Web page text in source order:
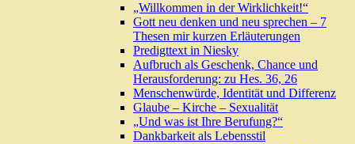
„Willkommen in der Wirklichkeit!“
Gott neu denken und neu sprechen – 7
Thesen mir kurzen Erläuterungen
Predigttext in Niesky
Aufbruch als Geschenk, Chance und
Herausforderung: zu Hes. 36, 26
Menschenwürde, Identität und Differenz
Glaube – Kirche – Sexualität
„Und was ist Ihre Berufung?“
Dankbarkeit als Lebensstil